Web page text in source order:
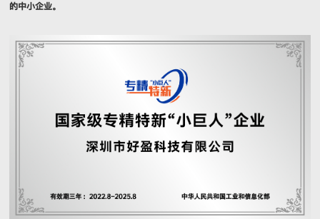
的中小企业。